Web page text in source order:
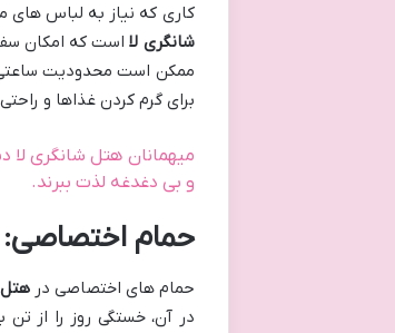
کاری که نیاز به لباس های مرتب
شانگری لااست که امکان
ممکن است محدودیت ساعتی
برای گرم کردن غذاها و
میهمانان هتل شانگری لا
و بی دغدغه لذت ببرند.
حمام اختصاصی:
حمام های اختصاصی درهتل
در آن، خستگی روز را از تن